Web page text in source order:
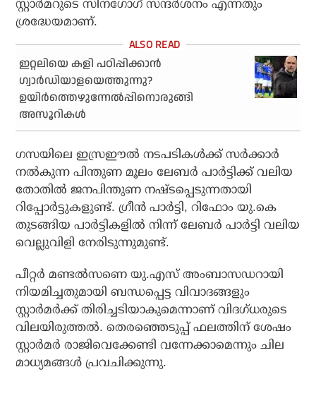
സ്റ്റാര്‍മറുടെ സിനഗോഗ് സന്ദര്‍ശനം എന്നതും
ശ്രദ്ധേയമാണ്.
ഇറ്റലിയെ കളി പഠിപ്പിക്കാന്‍
ഗ്വാര്‍ഡിയാളയെത്തുന്നു?
ഉയിര്‍ത്തെഴുന്നേല്‍പ്പിനൊരുങ്ങി
അസൂറികള്‍
ഗസയിലെ ഇസ്രഈല്‍ നടപടികള്‍ക്ക് സര്‍ക്കാര്‍
നല്‍കുന്ന പിന്തുണ മൂലം ലേബര്‍ പാര്‍ട്ടിക്ക് വലിയ
തോതില്‍ ജനപിന്തുണ നഷ്ടപ്പെടുന്നതായി
റിപ്പോര്‍ട്ടുകളുണ്ട്. ഗ്രീന്‍ പാര്‍ട്ടി, റിഫോം യു.കെ
തുടങ്ങിയ പാര്‍ട്ടികളില്‍ നിന്ന് ലേബര്‍ പാര്‍ട്ടി വലിയ
വെല്ലുവിളി നേരിടുന്നുമുണ്ട്.
പീറ്റര്‍ മണ്ടല്‍സണെ യു.എസ് അംബാസഡറായി
നിയമിച്ചതുമായി ബന്ധപ്പെട്ട വിവാദങ്ങളും
സ്റ്റാര്‍മര്‍ക്ക് തിരിച്ചടിയാകുമെന്നാണ് വിദഗ്ധരുടെ
വിലയിരുത്തല്‍. തെരഞ്ഞെടുപ്പ് ഫലത്തിന് ശേഷം
സ്റ്റാര്‍മര്‍ രാജിവെക്കേണ്ടി വന്നേക്കാമെന്നും ചില
മാധ്യമങ്ങള്‍ പ്രവചിക്കുന്നു.